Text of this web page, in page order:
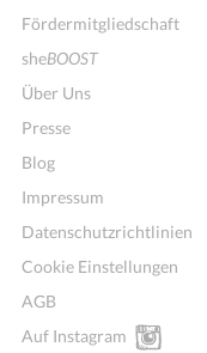
Fördermitgliedschaft
sheBOOST
Über Uns
Presse
Blog
Impressum
Datenschutzrichtlinien
Cookie Einstellungen
AGB
Auf Instagram